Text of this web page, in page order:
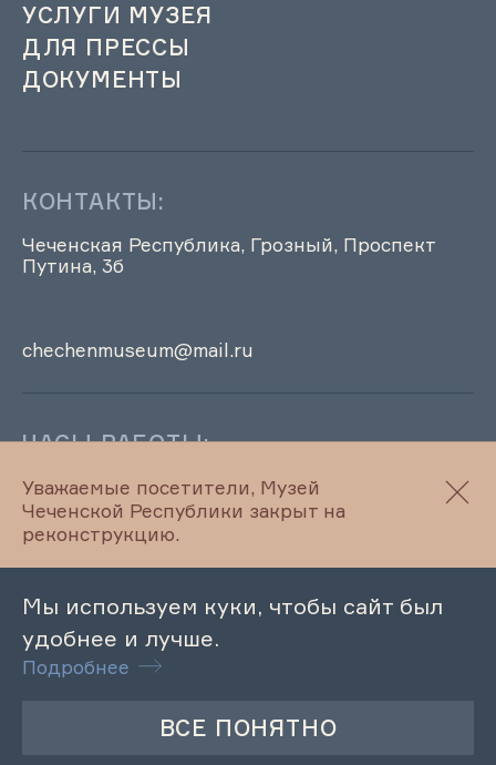
УСЛУГИ МУЗЕЯ
ДЛЯ ПРЕССЫ
ДОКУМЕНТЫ
КОНТАКТЫ:
Чеченская Республика, Грозный, Проспект
Путина, 3б
chechenmuseum@mail.ru
ЧАСЫ РАБОТЫ:
Музей ЧР временно не работает
Правила посещения
Оценка качества услуг
Уважаемые посетители, Музей
Чеченской Республики закрыт на
реконструкцию.
Мы используем куки, чтобы сайт был
удобнее и лучше.
Подробнее